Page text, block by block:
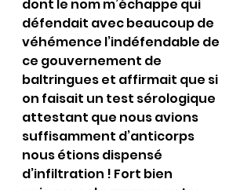
dont le nom m’échappe qui
défendait avec beaucoup de
véhémence l’indéfendable de
ce gouvernement de
baltringues et affirmait que si
on faisait un test sérologique
attestant que nous avions
suffisamment d’anticorps
nous étions dispensé
d’infiltration ! Fort bien